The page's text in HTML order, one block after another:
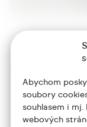
Abychom
soubory
souhlasem i mj.
webových